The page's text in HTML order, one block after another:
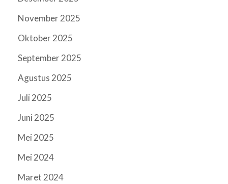
November 2025
Oktober 2025
September 2025
Agustus 2025
Juli 2025
Juni 2025
Mei 2025
Mei 2024
Maret 2024